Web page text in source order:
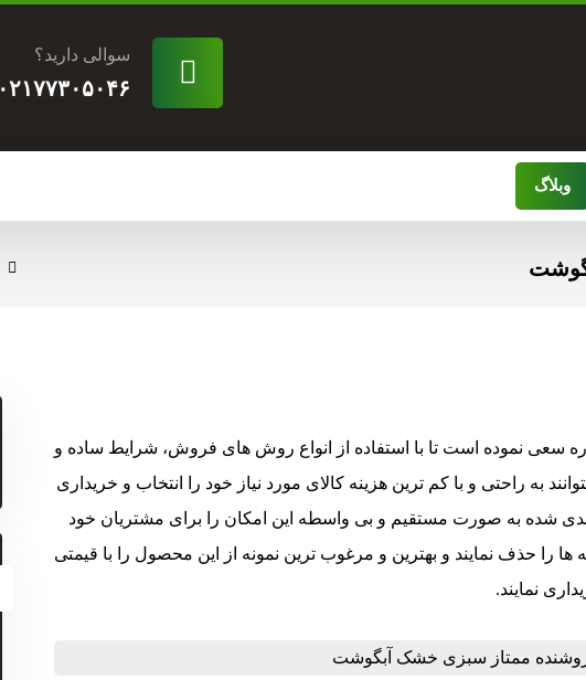
سوالی دارید؟
۰۲۱۷۷۳۰۵۰۴۶
وبلاگ
سعی نموده است تا با استفاده از انواع روش های فروش، شرایط ساده و
به راحتی و با کم ترین هزینه کالای مورد نیاز خود را انتخاب و خریداری
شده به صورت مستقیم و بی واسطه این امکان را برای مشتریان خود
ها را حذف نمایند و بهترین و مرغوب ترین نمونه از این محصول را با قیمتی
نمایند.